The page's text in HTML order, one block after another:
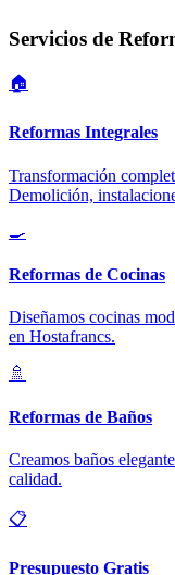
Servicios de
🏠
Reformas Integrales
Transformación
Demolición,
🍳
Reformas de Cocinas
Diseñamos cocinas
en Hostafrancs.
🚿
Reformas de Baños
Creamos baños
calidad.
📋
Presupuesto Gratis